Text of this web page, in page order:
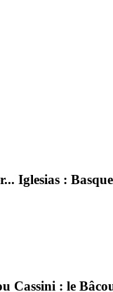
Iglesias :
Cassini : le